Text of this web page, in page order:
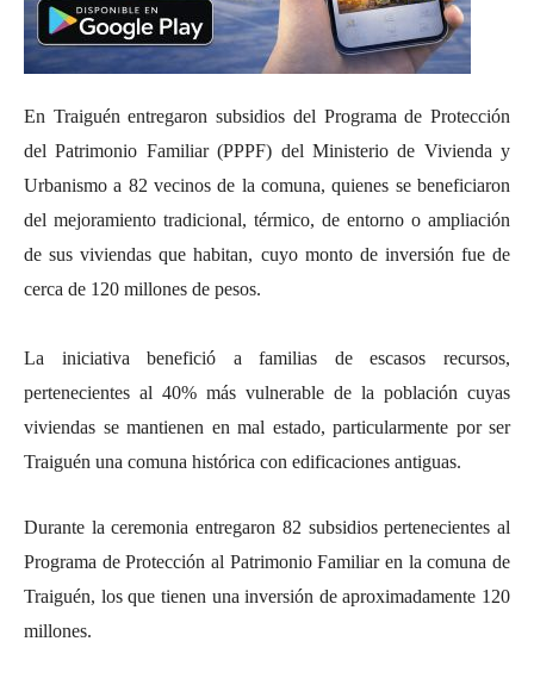
En Traiguén entregaron subsidios del Programa de Protección
del Patrimonio Familiar (PPPF) del Ministerio de Vivienda y
Urbanismo a 82 vecinos de la comuna, quienes se beneficiaron
del mejoramiento tradicional, térmico, de entorno o ampliación
de sus viviendas que habitan, cuyo monto de inversión fue de
cerca de 120 millones de pesos.
La iniciativa benefició a familias de escasos recursos,
pertenecientes al 40% más vulnerable de la población cuyas
viviendas se mantienen en mal estado, particularmente por ser
Traiguén una comuna histórica con edificaciones antiguas.
Durante la ceremonia entregaron 82 subsidios pertenecientes al
Programa de Protección al Patrimonio Familiar en la comuna de
Traiguén, los que tienen una inversión de aproximadamente 120
millones.